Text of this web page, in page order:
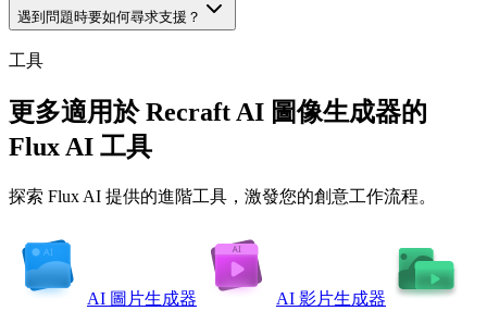
遇到問題時要如何尋求支援？
工具
更多適用於 Recraft AI 圖像生成器的
Flux AI 工具
探索 Flux AI 提供的進階工具，激發您的創意工作流程。
AI 圖片生成器
AI 影片生成器